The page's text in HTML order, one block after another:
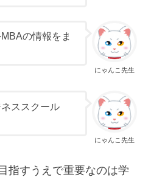
にゃんこ先生
の情報をま
にゃんこ先生
ススクール
指すうえで重要なのは学